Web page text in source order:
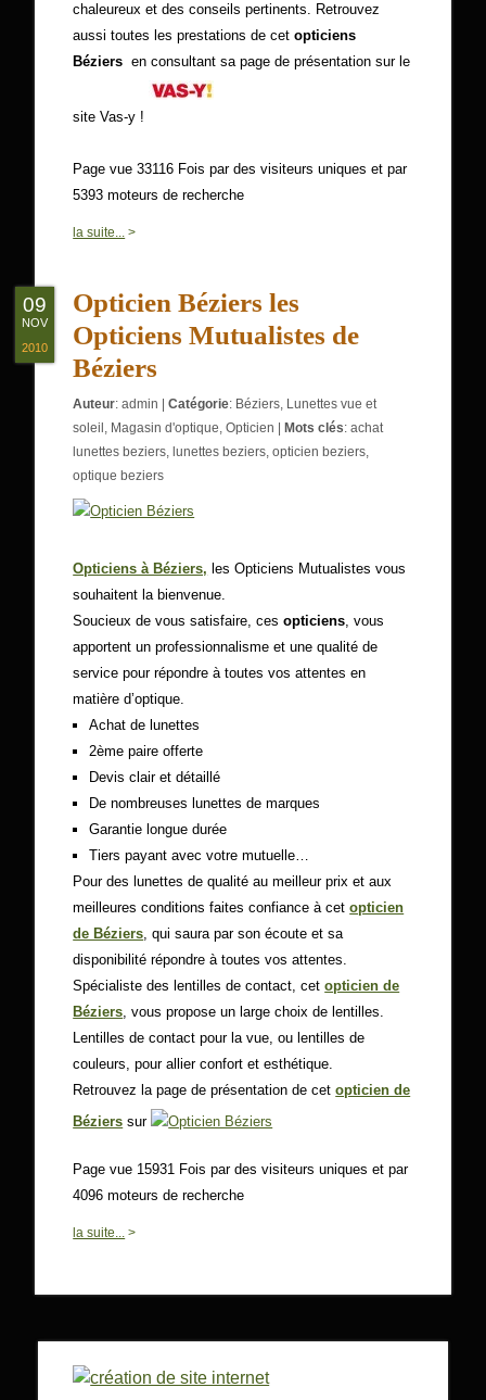
chaleureux et des conseils pertinents. Retrouvez
aussi toutes les prestations de cetopticiens
Béziers en consultant sa page de présentation sur le
site Vas-y !
Page vue 33116 Fois par des visiteurs uniques et par
5393 moteurs de recherche
la suite... >
Opticien Béziers les
Opticiens Mutualistes de
Béziers
Auteur:admin |Catégorie: Béziers, Lunettes vue et
soleil , Magasin d'optique,Opticien Mots clés:achat
lunettes beziers, lunettes beziers,opticien beziers,
optique beziers
Opticiens à Béziers, les Opticiens Mutualistes vous
souhaitent la bienvenue.
Soucieux de vous satisfaire, ces opticiens, vous
apportent un professionnalisme et une qualité de
service pour répondre à toutes vos attentes en
matière d’optique.
Achat de lunettes
2ème paire offerte
Devis clair et détaillé
De nombreuses lunettes de marques
Garantie longue durée
Tiers payant avec votre mutuelle…
Pour des lunettes de qualité au meilleur prix et aux
meilleures conditions faites confiance à cetopticien
de Béziers, qui saura par son écoute et sa
disponibilité répondre à toutes vos attentes.
Spécialiste des lentilles de contact, cetopticien de
Béziers, vous propose un large choix de lentilles.
Lentilles de contact pour la vue, ou lentilles de
couleurs, pour allier confort et esthétique.
Retrouvez la page de présentation de cetopticien de
Béziers sur
Page vue 15931 Fois par des visiteurs uniques et par
4096 moteurs de recherche
la suite... >
09
NOV
2010